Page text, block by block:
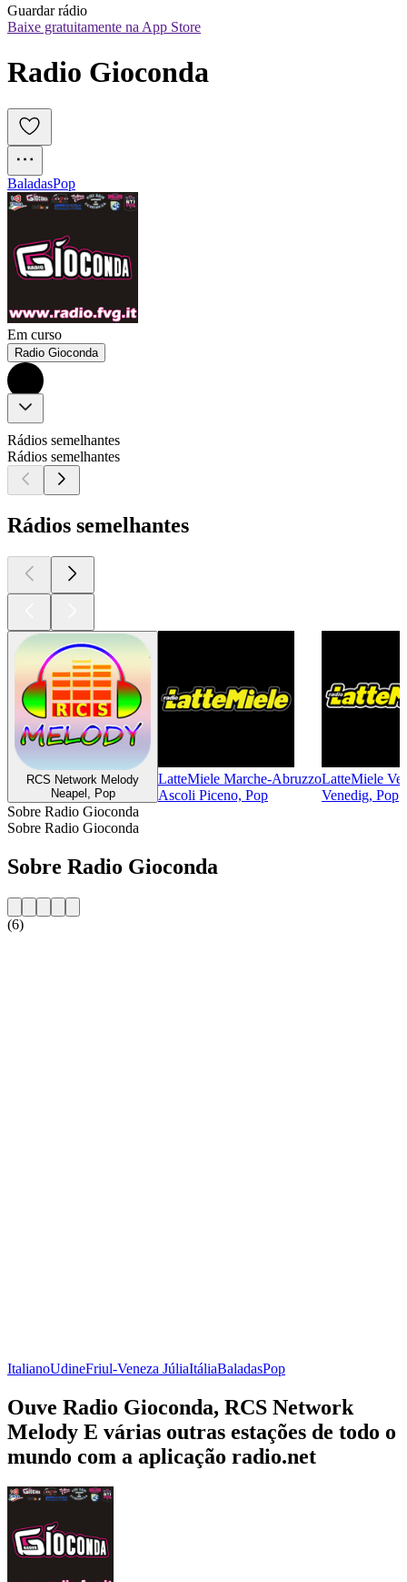
Guardar rádio
Baixe gratuitamente na App Store
Radio Gioconda
BaladasPop
Em curso
Radio Gioconda
Rádios semelhantes
Rádios semelhantes
Rádios semelhantes
RCS Network Melody
Neapel, Pop
LatteMiele Marche-Abruzzo
Ascoli Piceno, Pop
LatteMiele
Venedig, Pop
Sobre Radio Gioconda
Sobre Radio Gioconda
Sobre Radio Gioconda
(6)
ItalianoUdineFriul-Veneza JúliaItáliaBaladasPop
Ouve Radio Gioconda, RCS Network
Melody E várias outras estações de todo o
mundo com a aplicação radio.net